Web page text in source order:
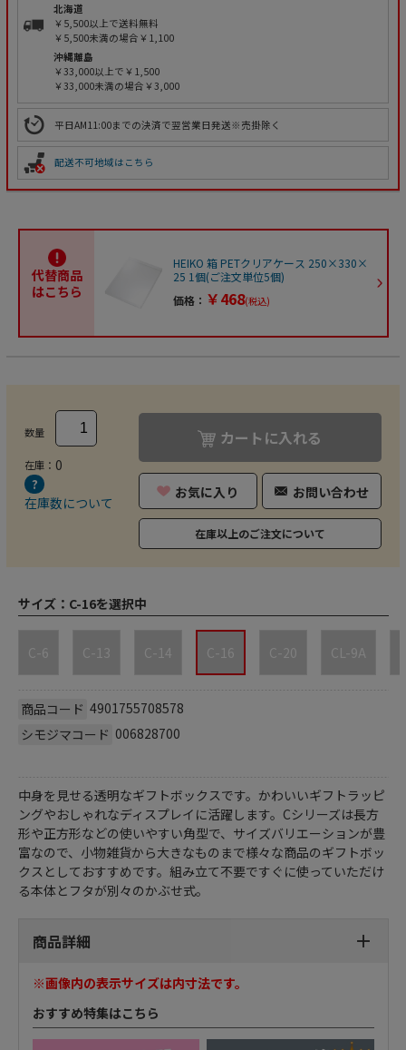
北海道
￥5,500以上で送料無料
￥5,500未満の場合￥1,100
沖縄離島
￥33,000以上で￥1,500
￥33,000未満の場合￥3,000
平日AM11:00までの決済で翌営業日発送※売掛除く
配送不可地域はこちら
代替商品
はこちら
HEIKO 箱 PETクリアケース 250×330×
25 1個(ご注文単位5個)
価格： ￥468(税込)
数量
在庫： 0
在庫数について
カートに入れる
お気に入り お問い合わせ
在庫以上のご注文について
サイズ： C-16を選択中
C-6 C-13 C-14 C-16 C-20 CL-9A
商品コード 4901755708578
シモジマコード 006828700
中身を見せる透明なギフトボックスです。かわいいギフトラッピ
ングやおしゃれなディスプレイに活躍します。Cシリーズは長方
形や正方形などの使いやすい角型で、サイズバリエーションが豊
富なので、小物雑貨から大きなものまで様々な商品のギフトボッ
クスとしておすすめです。組み立て不要ですぐに使っていただけ
る本体とフタが別々のかぶせ式。
商品詳細
※画像内の表示サイズは内寸法です。
おすすめ特集はこちら